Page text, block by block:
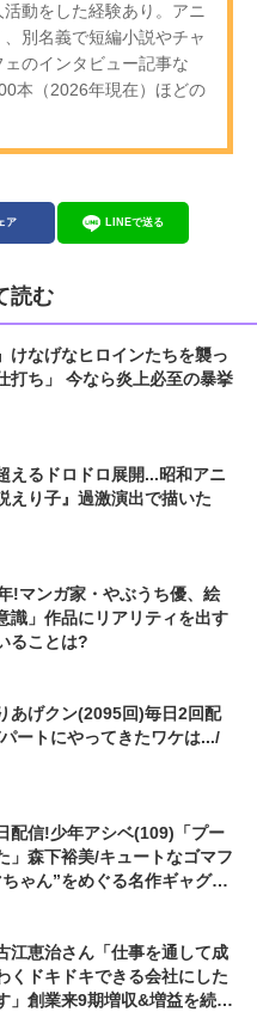
動をした経験あり。アニ
別名義で短編小説やチャ
のインタビュー記事な
本（2026年現在）ほどの
ア LINEで送る
読む
けなげなヒロインたちを襲っ
打ち」 今なら炎上必至の暴挙
えるドロドロ展開...昭和アニ
えり子』過激演出で描いた
!マンガ家・やぶうち優、絵
識」作品にリアリティを出す
ることは?
あげクン(2095回)毎日2回配
ートにやってきたワケは.../
配信!少年アシベ(109)「プー
」森下裕美/キュートなゴマフ
ゃん”をめぐる名作ギャグ4
江恵治さん「仕事を通して成
くドキドキできる会社にした
」創業来9期増収&増益を続け